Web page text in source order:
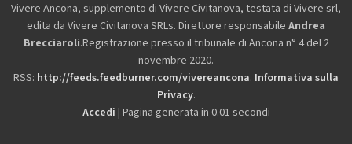
Vivere Ancona, supplemento di Vivere Civitanova, testata di Vivere srl,
edita da Vivere Civitanova SRLs. Direttore responsabile Andrea
Brecciaroli.Registrazione presso il tribunale di Ancona n° 4 del 2
novembre 2020.
RSS: http://feeds.feedburner.com/vivereancona. Informativa sulla
Privacy.
Accedi | Pagina generata in 0.01 secondi